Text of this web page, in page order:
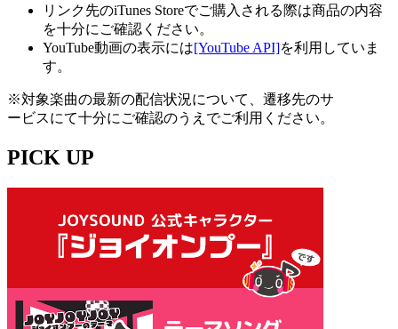
リンク先のiTunes Storeでご購入される際は商品の内容
を十分にご確認ください。
YouTube動画の表示には[YouTube API]を利用していま
す。
※対象楽曲の最新の配信状況について、遷移先のサ
ービスにて十分にご確認のうえでご利用ください。
PICK UP